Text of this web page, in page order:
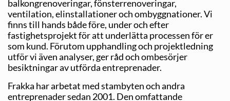
balkongrenoveringar, fönsterrenoveringar,
ventilation, elinstallationer och ombyggnationer. Vi
finns till hands både före, under och efter
fastighetsprojekt för att underlätta processen för er
som kund. Förutom upphandling och projektledning
utför vi även analyser, ger råd och ombesörjer
besiktningar av utförda entreprenader.
Frakka har arbetat med stambyten och andra
entreprenader sedan 2001. Den omfattande